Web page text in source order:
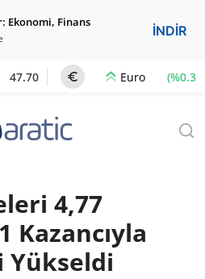
Ekonomi, Finans
İNDİR
47.70 Euro (%0.3)
4,77
Kazancıyla
Yükseldi